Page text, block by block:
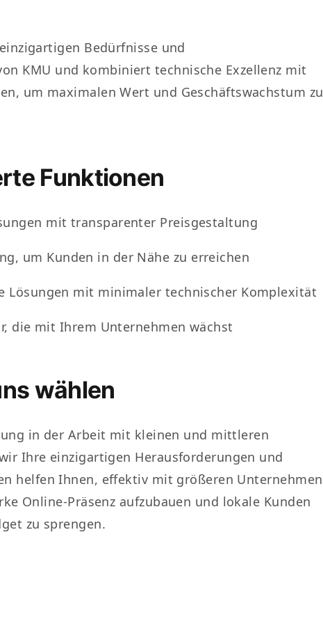
Bedürfnisse und
KMU und kombiniert technische Exzellenz mit
um maximalen Wert und Geschäftswachstum zu
Funktionen
mit transparenter Preisgestaltung
um Kunden in der Nähe zu erreichen
Lösungen mit minimaler technischer Komplexität
die mit Ihrem Unternehmen wächst
wählen
in der Arbeit mit kleinen und mittleren
Ihre einzigartigen Herausforderungen und
helfen Ihnen, effektiv mit größeren Unternehmen
Online-Präsenz aufzubauen und lokale Kunden
zu sprengen.